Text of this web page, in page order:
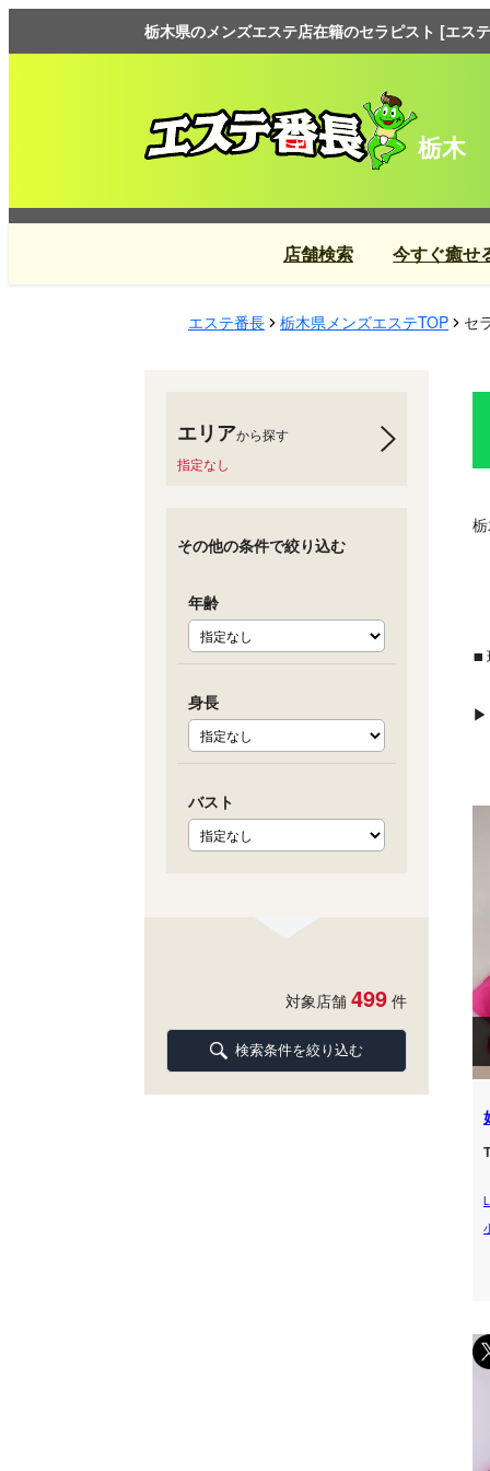
栃木県のメンズエステ店在籍のセラピスト [エス
栃木
店舗検索 今すぐ癒せ
エステ番長 栃木県メンズエステTOP セ
▪
エリアから探す
指定なし
その他の条件で絞り込む
年齢
身長
バスト
対象店舗 499 件
検索条件を絞り込む